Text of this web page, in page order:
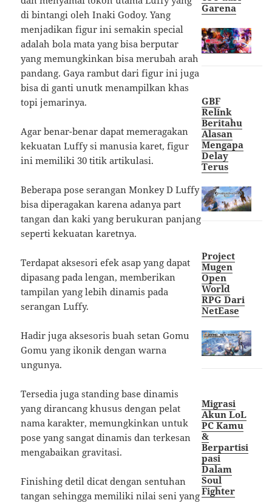
di bintangi oleh Inaki Godoy. Yang
menjadikan figur ini semakin special
adalah bola mata yang bisa berputar
yang memungkinkan bisa merubah arah
pandang. Gaya rambut dari figur ini juga
bisa di ganti unutk menampilkan khas
topi jemarinya.
Agar benar-benar dapat memeragakan
kekuatan Luffy si manusia karet, figur
ini memiliki 30 titik artikulasi.
Beberapa pose serangan Monkey D Luffy
bisa diperagakan karena adanya part
tangan dan kaki yang berukuran panjang
seperti kekuatan karetnya.
Terdapat aksesori efek asap yang dapat
dipasang pada lengan, memberikan
tampilan yang lebih dinamis pada
serangan Luffy.
Hadir juga aksesoris buah setan Gomu
Gomu yang ikonik dengan warna
ungunya.
Tersedia juga standing base dinamis
yang dirancang khusus dengan pelat
nama karakter, memungkinkan untuk
pose yang sangat dinamis dan terkesan
mengabaikan gravitasi.
Finishing detil dicat dengan sentuhan
tangan sehingga memiliki nilai seni yang
Garena
GBF
Relink
Beritahu
Alasan
Mengapa
Delay
Terus
Project
Mugen
Open
World
RPG Dari
NetEase
Migrasi
Akun LoL
PC Kamu
&
Berpartisi
pasi
Dalam
Soul
Fighter